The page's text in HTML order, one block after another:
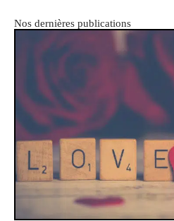
Nos dernières publications